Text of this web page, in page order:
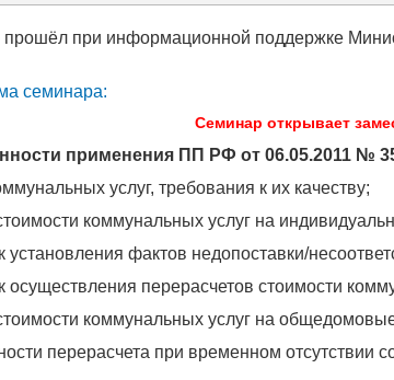
при информационной поддержке
семинара:
Семинар открывает
применения ПП РФ от 06.05.2011 №
услуг, требования к их качеству;
коммунальных услуг на
установления фактов недопоставки/
осуществления перерасчетов стоимости
коммунальных услуг на
перерасчета при временном отсутствии